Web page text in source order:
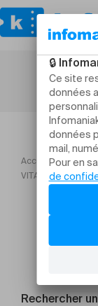
Accueil
VITALITÉ – Philippe
Rechercher